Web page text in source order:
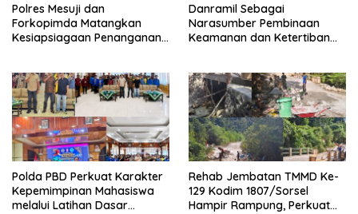
Polres Mesuji dan
Forkopimda Matangkan
Kesiapsiagaan Penanganan
Danramil Sebagai
Narasumber Pembinaan
Keamanan dan Ketertiban
Polda PBD Perkuat Karakter
Kepemimpinan Mahasiswa
melalui Latihan Dasar
Rehab Jembatan TMMD Ke-
129 Kodim 1807/Sorsel
Hampir Rampung, Perkuat